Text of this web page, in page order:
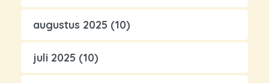
augustus 2025 (10)
juli 2025 (10)